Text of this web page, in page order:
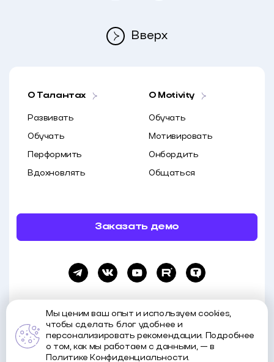
Вверх
О Талантах
Развивать
Обучать
Перформить
Вдохновлять
O Motivity
Обучать
Мотивировать
Онбордить
Общаться
Заказать демо
Все права и материалы принадлежат Motivity. Копирование и распространение
материалов возможно только с указанием источника.
Мы ценим ваш опыт и используем cookies,
чтобы сделать блог удобнее и
персонализировать рекомендации. Подробнее
о том, как мы работаем с данными, — в
Политике Конфиденциальности.